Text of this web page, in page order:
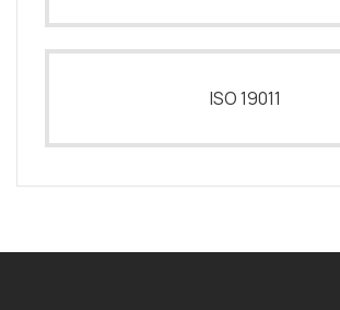
ISO 19011